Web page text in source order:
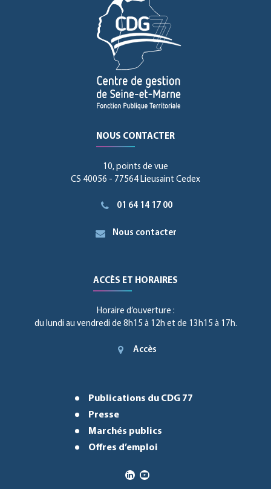
NOUS CONTACTER
10, points de vue
CS 40056 - 77564 Lieusaint Cedex
01 64 14 17 00
Nous contacter
ACCÈS ET HORAIRES
Horaire d’ouverture :
du lundi au vendredi de 8h15 à 12h et de 13h15 à 17h.
Accès
Publications du CDG 77
Presse
Marchés publics
Offres d’emploi